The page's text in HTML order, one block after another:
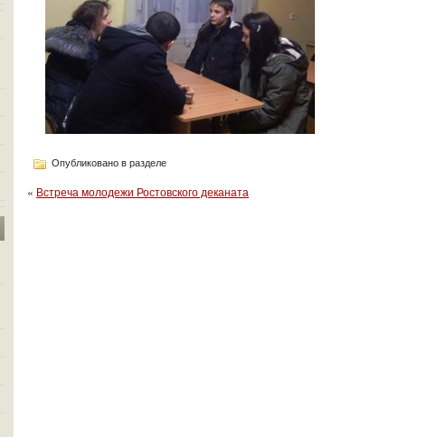
Опубликовано в разделе
« Встреча молодежи Ростовского деканата